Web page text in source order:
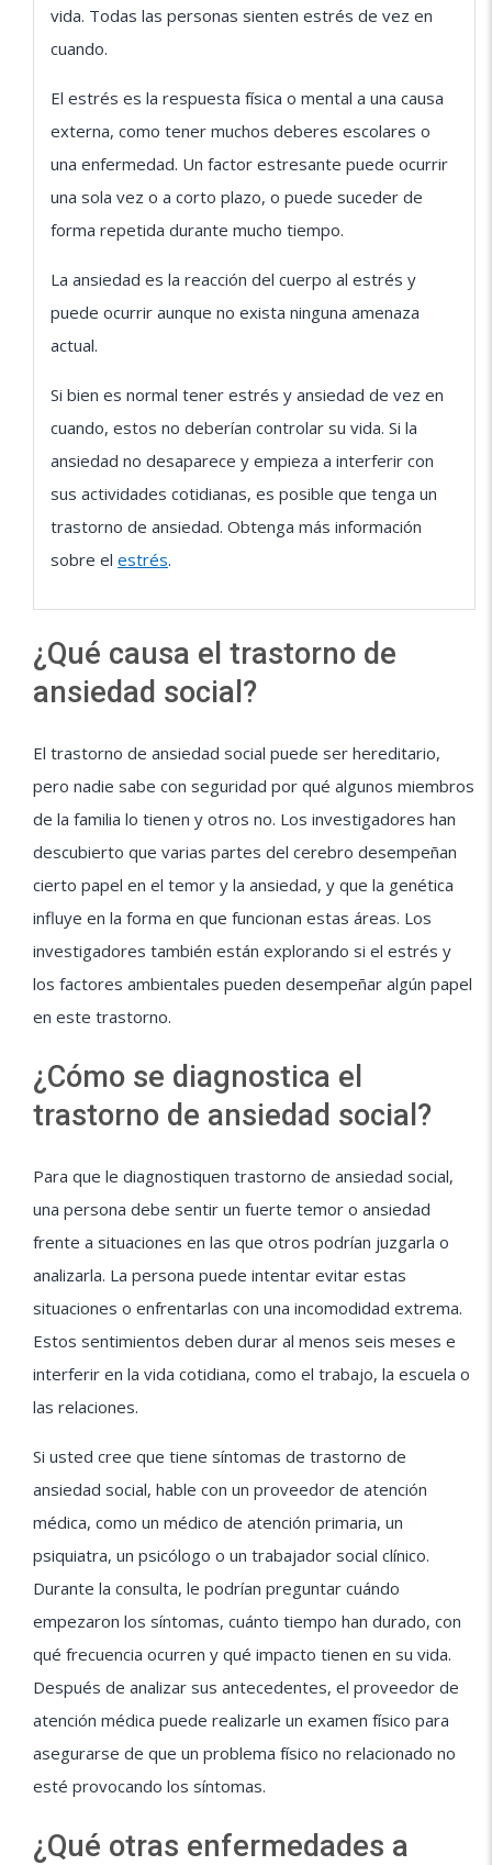
vida. Todas las personas sienten estrés de vez en
cuando.
El estrés es la respuesta física o mental a una causa
externa, como tener muchos deberes escolares o
una enfermedad. Un factor estresante puede ocurrir
una sola vez o a corto plazo, o puede suceder de
forma repetida durante mucho tiempo.
La ansiedad es la reacción del cuerpo al estrés y
puede ocurrir aunque no exista ninguna amenaza
actual.
Si bien es normal tener estrés y ansiedad de vez en
cuando, estos no deberían controlar su vida. Si la
ansiedad no desaparece y empieza a interferir con
sus actividades cotidianas, es posible que tenga un
trastorno de ansiedad. Obtenga más información
sobre el estrés.
¿Qué causa el trastorno de
ansiedad social?
El trastorno de ansiedad social puede ser hereditario,
pero nadie sabe con seguridad por qué algunos miembros
de la familia lo tienen y otros no. Los investigadores han
descubierto que varias partes del cerebro desempeñan
cierto papel en el temor y la ansiedad, y que la genética
influye en la forma en que funcionan estas áreas. Los
investigadores también están explorando si el estrés y
los factores ambientales pueden desempeñar algún papel
en este trastorno.
¿Cómo se diagnostica el
trastorno de ansiedad social?
Para que le diagnostiquen trastorno de ansiedad social,
una persona debe sentir un fuerte temor o ansiedad
frente a situaciones en las que otros podrían juzgarla o
analizarla. La persona puede intentar evitar estas
situaciones o enfrentarlas con una incomodidad extrema.
Estos sentimientos deben durar al menos seis meses e
interferir en la vida cotidiana, como el trabajo, la escuela o
las relaciones.
Si usted cree que tiene síntomas de trastorno de
ansiedad social, hable con un proveedor de atención
médica, como un médico de atención primaria, un
psiquiatra, un psicólogo o un trabajador social clínico.
Durante la consulta, le podrían preguntar cuándo
empezaron los síntomas, cuánto tiempo han durado, con
qué frecuencia ocurren y qué impacto tienen en su vida.
Después de analizar sus antecedentes, el proveedor de
atención médica puede realizarle un examen físico para
asegurarse de que un problema físico no relacionado no
esté provocando los síntomas.
¿Qué otras enfermedades a